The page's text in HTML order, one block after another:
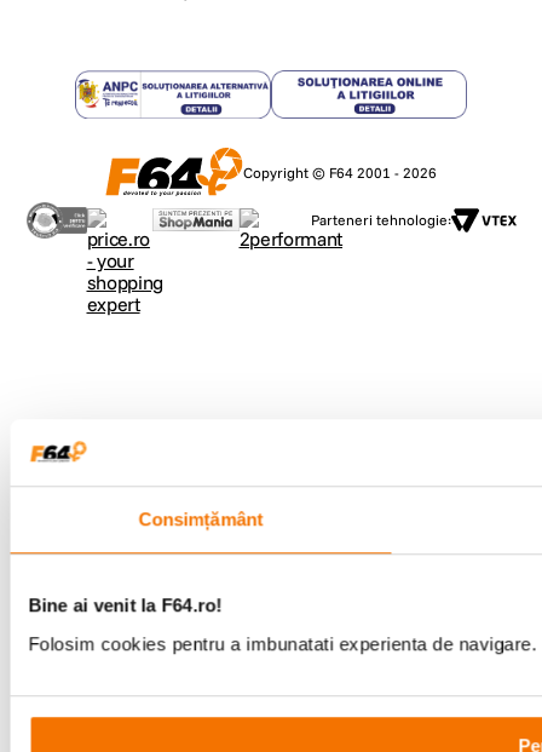
Consimțământ
Bine ai venit la F64.ro!
Folosim cookies pentru a imbunatati experienta de
Copyright © F64 2001 - 2026
Parteneri tehnologie: